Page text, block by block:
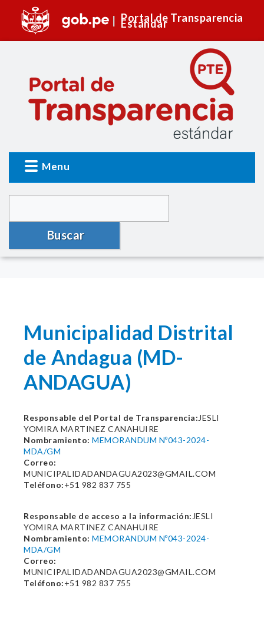
Portal de Transparencia
Estándar
Menu
Buscar
Municipalidad Distrital
de Andagua (MD-
ANDAGUA)
Responsable del Portal de Transparencia: JESLI
YOMIRA MARTINEZ CANAHUIRE
Nombramiento: MEMORANDUM Nº043-2024-
MDA/GM
Correo:
MUNICIPALIDADANDAGUA2023@GMAIL.COM
Teléfono:+51 982 837 755
Responsable de acceso a la información: JESLI
YOMIRA MARTINEZ CANAHUIRE
Nombramiento: MEMORANDUM Nº043-2024-
MDA/GM
Correo:
MUNICIPALIDADANDAGUA2023@GMAIL.COM
Teléfono:+51 982 837 755